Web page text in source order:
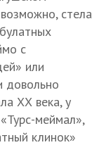
стела
с
или
довольно
ХХ века, у
меймал»,
клинок»